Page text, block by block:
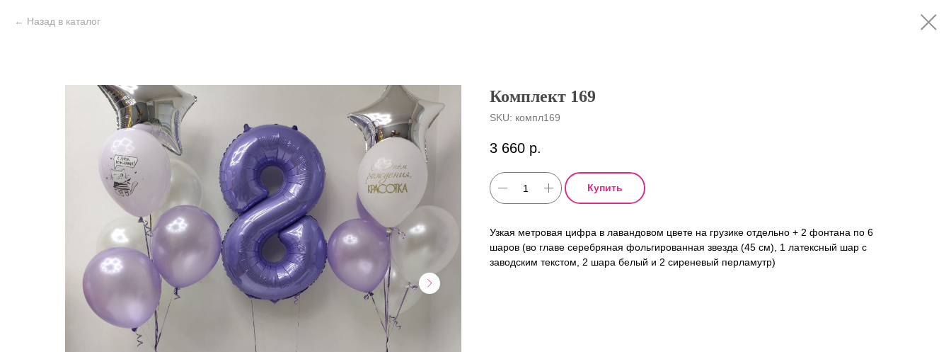
Назад в каталог
Комплект 169
SKU: компл169
3 660 р.
Купить
Узкая метровая цифра в лавандовом цвете на грузике отдельно + 2 фонтана по 6
шаров (во главе серебряная фольгированная звезда (45 см), 1 латексный шар с
заводским текстом, 2 шара белый и 2 сиреневый перламутр)